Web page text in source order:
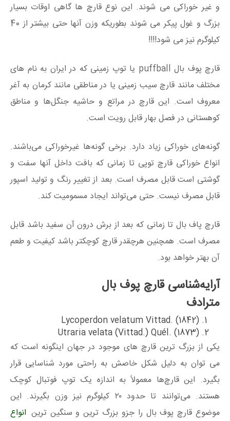
و غیر خوراکی می شوند. این نوع قارچ ها گاهی اوقات بسیار
بزرگ و غول پیکر می شوند بطوریکه وزن آنها حتی بیشتر از 40
کیلوگرم نیز می شود!!!!
قارچ پوف‌ بال puffball یا توپ زمینی که در ایران به نام‌ های
مختلف مانند قارچ سیب‌ زمینی یا در مناطقی مانند کرمان به آغر
معروف است. این قارچ در مراتع و حاشیه جنگل‌ها و مناطق
کوهستانی در فصل بهار قابل رویت است.
گونه‌های خوراکی زیاد دارد. برخی گونه‌ها غیرخوراکی می‌باشند.
انواع خوراکی قارچ توپی تا زمانی که بافت داخل آنها سفت و
گوشتی است قابل‌ مصرف است. بعد از تغییر رنگ و تولید اسپور
قابل‌ مصرف نیست. حتی می‌تواند ایجاد مسمومیت کند.
قارچ پاف بال تا زمانی که بعد از برش درون آن سفید باشد قابل
مصرف است. همچنین هرچقدر قارچ کوچکتر باشد کیفیت و طعم
آن بهتر خواهد بود.
آرایه‌شناسی قارچ پوف‌ بال
مترادف
(Lycoperdon velatum Vittad. (1842
(Utraria velata (Vittad.) Quél. (1873
یکی از بزرگ‌ ترین قارچ‌ های موجود در جهان اینگونه است که
می‌ توان به دلیل شکل خاصش به‌ راحتی مورد شناسایی قرار
بگیرد. این قارچ‌ها معمولاً به‌ اندازه یک توپ فوتبال کوچک
هستند. می‌توانند تا حدود ۲۰ کیلوگرم نیز وزن بگیرند. این
موضوع قارچ پوف بال را جزو بزرگ‌ ترین و سنگین‌ ترین انواع